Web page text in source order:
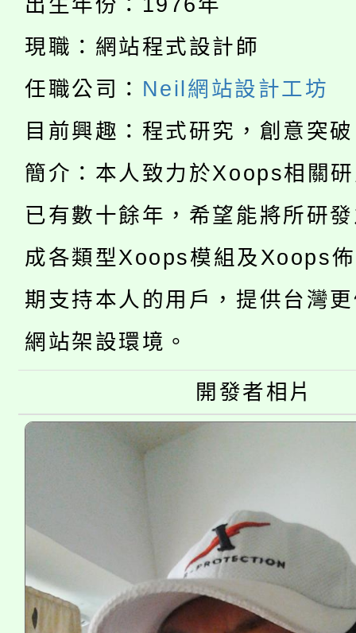
者。
份教師研習
淨零綠生活教案入校路
會
代理(課)教師甄選結果
告(尚有缺額)
「本色祭」8/29、30
8/21下午1時於龍潭區
徵才活動。
YOUNG桃局內行報名
局官網。
8月14至27日，桃園電
開!
115年桃園市運動會8/
田徑場及游泳池舉行。
桃園市低收入戶享有免
視費優惠，中低收入戶
半價優惠，詳情可洽有
者。
大園自造教育及科技中
份教師增能研習
大溪自造教育及科技
份教師研習
淨零綠生活教案入校路
出生年份：1976年
現職：網站程式設計師
任職公司： Neil網站設計工坊
目前興趣：程式研究，創意突
簡介：本人致力於Xoops相關
已有數十餘年，希望能將所研
成各類型Xoops模組及Xoops
期支持本人的用戶，提供台灣
網站架設環境。
開發者相片